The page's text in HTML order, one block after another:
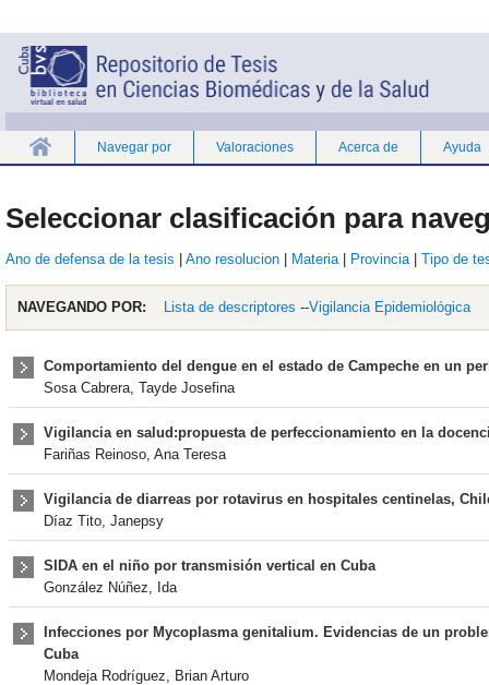
Navegar por Valoraciones Acerca de Ayuda
Seleccionar clasificación para
Ano de defensa de la tesis Ano resolucion Materia Provincia Tipo de
NAVEGANDO POR: Lista de descriptores --Vigilancia Epidemiológica
Comportamiento del dengue en el estado de Campeche en un
Sosa Cabrera, Tayde Josefina
Vigilancia en salud:propuesta de perfeccionamiento en la
Fariñas Reinoso, Ana Teresa
Vigilancia de diarreas por rotavirus en hospitales centinelas,
Díaz Tito, Janepsy
SIDA en el niño por transmisión vertical en Cuba
González Núñez, Ida
Infecciones por Mycoplasma genitalium. Evidencias de un
Cuba
Mondeja Rodríguez, Brian Arturo